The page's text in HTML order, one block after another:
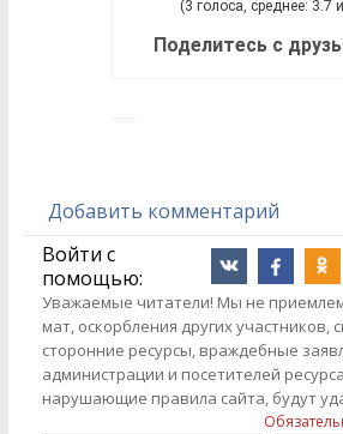
(3 голоса, среднее: 3.7
Поделитесь с
Добавить комментарий
Войти с
помощью:
Уважаемые читатели! Мы не
мат, оскорбления других участников,
сторонние ресурсы, враждебные
администрации и посетителей
нарушающие правила сайта, будут